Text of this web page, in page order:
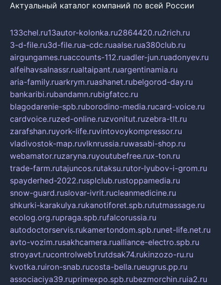
Актуальный каталог компаний по всей России
133chel.ru13autor-kolonka.ru2864420.ru2rich.ru
3-d-file.ru3d-file.rua-cdc.ruaalse.rua380club.ru
airgungames.ruaccounts-112.ruadler-jun.ruadonyev.ru
alfeihavsalnassr.rualtaipant.ruargentinamia.ru
aria-family.ruarkrym.ruashanet.rubelgorod-day.ru
bankaribi.rubandamn.rubigfatcc.ru
blagodarenie-spb.ruborodino-media.rucard-voice.ru
cardvoice.ruzed-online.ruzvonitut.ruzebra-tlt.ru
zarafshan.ruyork-life.ruvintovoykompressor.ru
vladivostok-map.ruvlknrussia.ruwasabi-shop.ru
webamator.ruzaryna.ruyoutubefree.rux-ton.ru
trade-farm.rutajuncos.rutaksu.rutor-lyubov-i-grom.ru
spayderhed-2022.rusplclub.rustoppamedia.ru
snow-guard.ruslovar-ivrit.rucleanmedicine.ru
shkurki-karakulya.rukanotiforet.spb.rututmassage.ru
ecolog.org.rupraga.spb.rufalcorussia.ru
autodoctorservis.rukamertondom.spb.runet-life.net.ru
avto-vozim.rusakhcamera.rualliance-electro.spb.ru
stroyavt.rucontrolweb1.rutdsak74.rukinzozo-ru.ru
kvotka.ruiron-snab.rucosta-bella.rueugrus.pp.ru
associaciya39.ruprimexpo.spb.rubezmorchin.ruia2.ru